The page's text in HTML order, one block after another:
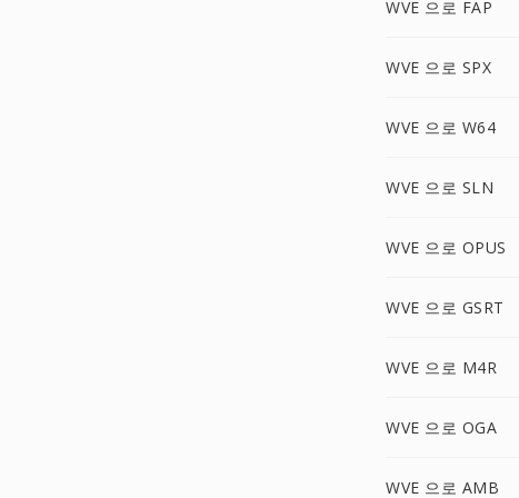
WVE 으로 FAP
WVE 으로 SPX
WVE 으로 W64
WVE 으로 SLN
WVE 으로 OPUS
WVE 으로 GSRT
WVE 으로 M4R
WVE 으로 OGA
WVE 으로 AMB